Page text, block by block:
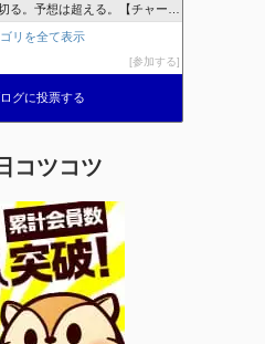
予想は超える。【チャート学びブログ】
リを全て表示
参加する
グに投票する
コツコツ